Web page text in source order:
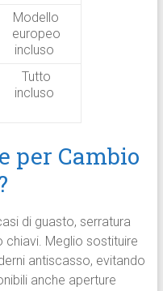
Modello
europeo
incluso ​
Tutto
incluso ​
per Cambio
di guasto, serratura
Meglio sostituire
antiscasso, evitando
anche aperture